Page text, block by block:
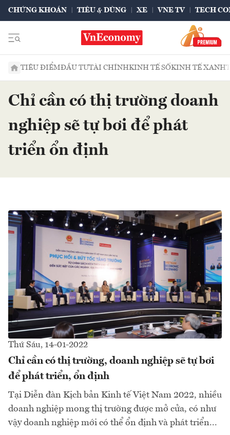
CHỨNG KHOÁN TIÊU & DÙNG XE VNE TV TECH
TIÊU ĐIỂMĐẦU TƯTÀI CHÍNHKINH TẾ SỐKINH TẾ XANH
Chỉ cần có thị trường doanh
nghiệp sẽ tự bơi để phát
triển ổn định
Thứ Sáu, 14-01-2022
Chỉ cần có thị trường, doanh nghiệp sẽ tự bơi
để phát triển, ổn định
Tại Diễn đàn Kịch bản Kinh tế Việt Nam 2022, nhiều
doanh nghiệp mong thị trường được mở cửa, có như
vậy doanh nghiệp mới có thể ổn định và phát triển...